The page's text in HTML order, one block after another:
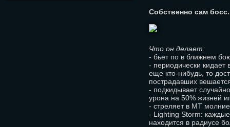
Собственно сам босс.
Что он делает:
- бьет по в ближнем
- периодически кидает
еще кто-нибудь, то
пострадавших
- подкидывает
урона на 50% жизней
- стреляет в МТ
- Lighting Storm: каждые
находится в радиусе